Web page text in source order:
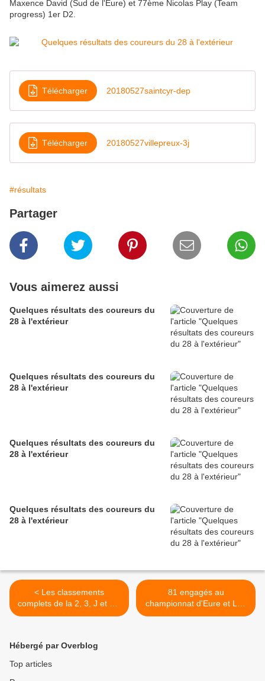
Maxence David (Sud de l'Eure) et 77ème Nicolas Play (Team
progress) 1er D2.
Télécharger 20180527saintcyr-dep
Télécharger 20180527villepreux-3j
#résultats
Partager
Vous aimerez aussi
Quelques résultats des coureurs du
28 à l'extérieur
Quelques résultats des coureurs du
28 à l'extérieur
Quelques résultats des coureurs du
28 à l'extérieur
Quelques résultats des coureurs du
28 à l'extérieur
< Les classements
complets de la 2, 3, J et PC
open de Droué (41) du
81 engagés au
championnat d'Eure et Loir
UFOLEP à Fontenay sur
Hébergé par Overblog
Top articles